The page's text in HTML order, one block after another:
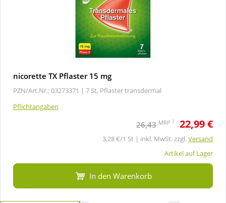
nicorette TX Pflaster 15 mg
PZN/Art.Nr.: 03273371 | 7 St, Pflaster transdermal
Pflichtangaben
26,43 MRP 2 22,99 €
3,28 €/1 St | inkl. MwSt. zzgl.Versand
Artikel auf Lager
In den Warenkorb